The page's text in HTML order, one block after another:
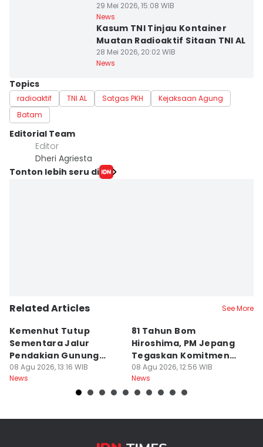
29 Mei 2026, 15:08 WIB
News
Kasum TNI Tinjau Kontainer
Muatan Radioaktif Sitaan TNI AL
28 Mei 2026, 20:02 WIB
News
Topics
radioaktif TNI AL Satgas PKH
Kejaksaan Agung
Batam
Editorial Team
Editor
Dheri Agriesta
Tonton lebih seru di
Related Articles See More
Kemenhut Tutup
Sementara Jalur
Pendakian Gunung
Gede Pangrango
08 Agu 2026, 13:16 WIB
News
81 Tahun Bom
Hiroshima, PM Jepang
Tegaskan Komitmen
Bebas Nuklir
08 Agu 2026, 12:56 WIB
News